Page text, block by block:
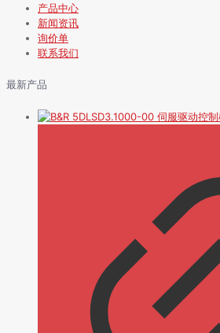
产品中心
新闻资讯
询价单
联系我们
最新产品